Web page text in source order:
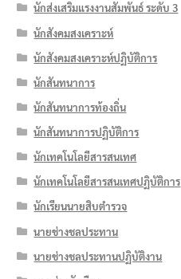
นักส่งเสริมแรงงานสัมพันธ์ ระดับ 3
นักสังคมสงเคราะห์
นักสังคมสงเคราะห์ปฏิบัติการ
นักสันทนาการ
นักสันทนาการท้องถิ่น
นักสันทนาการปฏิบัติการ
นักเทคโนโลยีสารสนเทศ
นักเทคโนโลยีสารสนเทศปฏิบัติการ
นักเรียนนายสิบตำรวจ
นายช่างชลประทาน
นายช่างชลประทานปฏิบัติงาน